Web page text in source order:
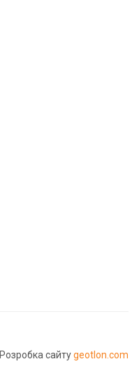
Розробка сайтуgeotlon.com